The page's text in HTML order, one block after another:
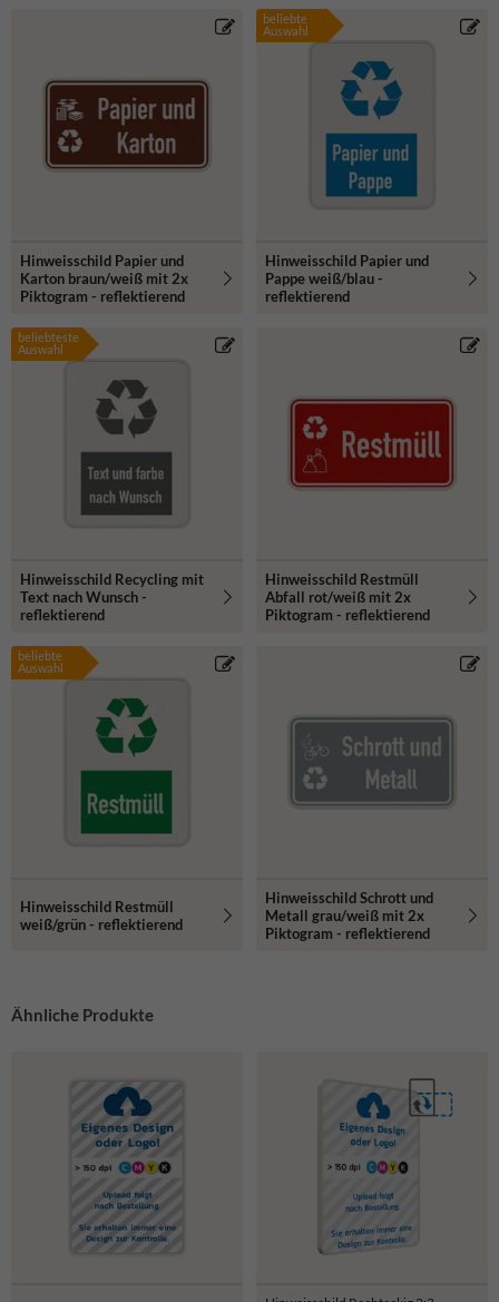
Hinweisschild Papier und
Karton braun/weiß mit 2x
Piktogram - reflektierend
beliebte
Auswahl
Hinweisschild Papier und
Pappe weiß/blau -
reflektierend
beliebteste
Auswahl
Hinweisschild Recycling mit
Text nach Wunsch -
reflektierend
Hinweisschild Restmüll
Abfall rot/weiß mit 2x
Piktogram - reflektierend
beliebte
Auswahl
Hinweisschild Restmüll
weiß/grün - reflektierend
Hinweisschild Schrott und
Metall grau/weiß mit 2x
Piktogram - reflektierend
Ähnliche Produkte